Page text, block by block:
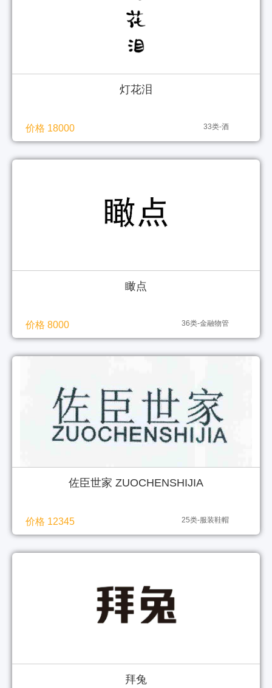
灯花泪
价格 18000 33类-酒
瞰点
价格 8000 36类-金融物管
佐臣世家 ZUOCHENSHIJIA
价格 12345 25类-服装鞋帽
拜兔